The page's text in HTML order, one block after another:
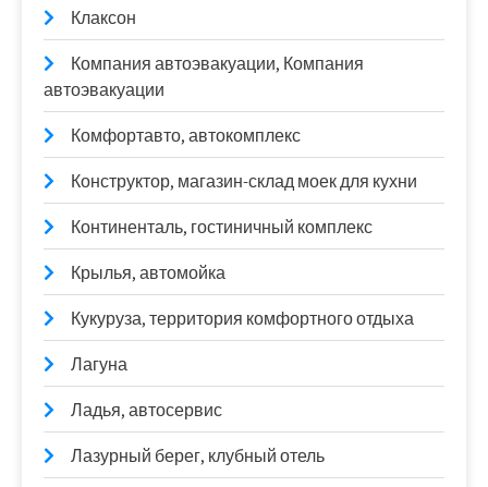
Клаксон
Компания автоэвакуации, Компания
автоэвакуации
Комфортавто, автокомплекс
Конструктор, магазин-склад моек для кухни
Континенталь, гостиничный комплекс
Крылья, автомойка
Кукуруза, территория комфортного отдыха
Лагуна
Ладья, автосервис
Лазурный берег, клубный отель